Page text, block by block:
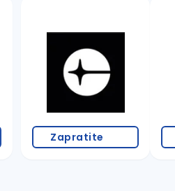
ć, š, đ, ž, dž)
Zapratite